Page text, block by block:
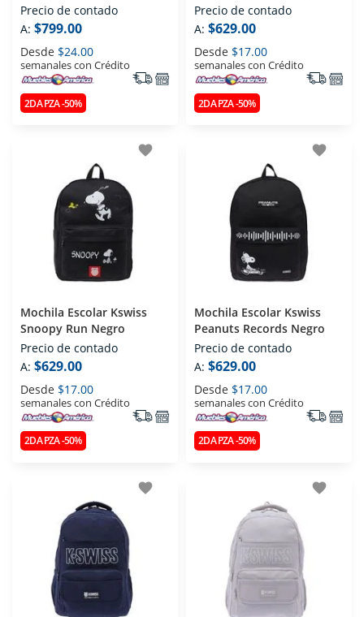
Precio de contado
A: $799.00
Desde $24.00
semanales con Crédito
2DA PZA -50%
Precio de contado
A: $629.00
Desde $17.00
semanales con Crédito
2DA PZA -50%
favorite
Mochila Escolar Kswiss
Snoopy Run Negro
Precio de contado
A: $629.00
Desde $17.00
semanales con Crédito
2DA PZA -50%
favorite
Mochila Escolar Kswiss
Peanuts Records Negro
Precio de contado
A: $629.00
Desde $17.00
semanales con Crédito
2DA PZA -50%
favorite favorite